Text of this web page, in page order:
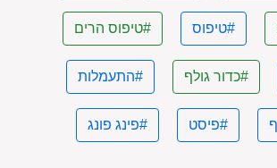
#טיפוס #טיפוס הרים
#כדור גולף #התעמלות
#פיסט #פינג פונג